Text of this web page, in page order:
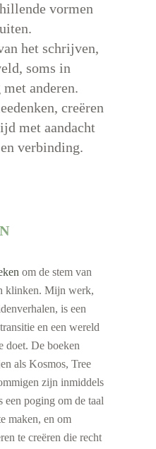
vormen
het schrijven,
soms in
anderen.
creëren
met aandacht
verbinding.
om de stem van
klinken. Mijn werk,
is een
en een wereld
doet. De boeken
als Kosmos, Tree
zijn inmiddels
poging om de taal
maken, en om
te creëren die recht